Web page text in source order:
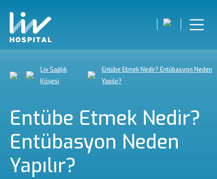
Liv Sağlık
Köşesi
Entübe Etmek Nedir? Entübasyon Neden
Yapılır?
Entübe Etmek Nedir?
Entübasyon Neden
Yapılır?